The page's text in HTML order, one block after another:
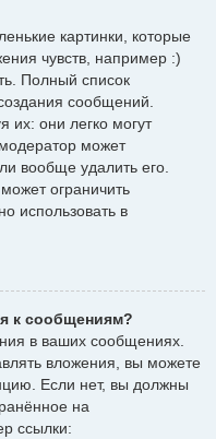
картинки, которые
чувств, например :)
Полный список
сообщений.
их: они легко могут
может
вообще удалить его.
ограничить
использовать в
к сообщениям?
в ваших сообщениях.
вложения, вы можете
Если нет, вы должны
на
ссылки: